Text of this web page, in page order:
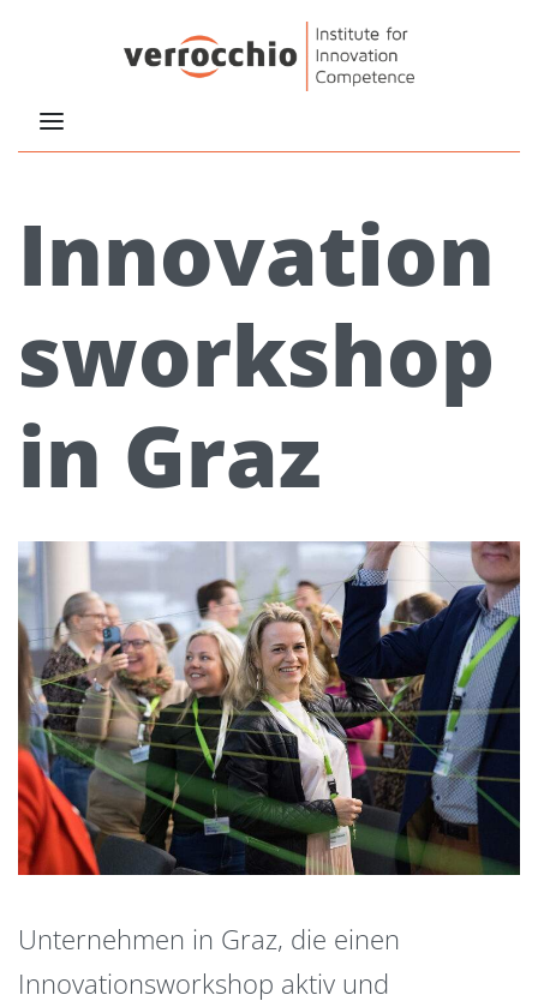
Innovation
sworkshop
in Graz
Unternehmen in Graz, die einen
Innovationsworkshop aktiv und